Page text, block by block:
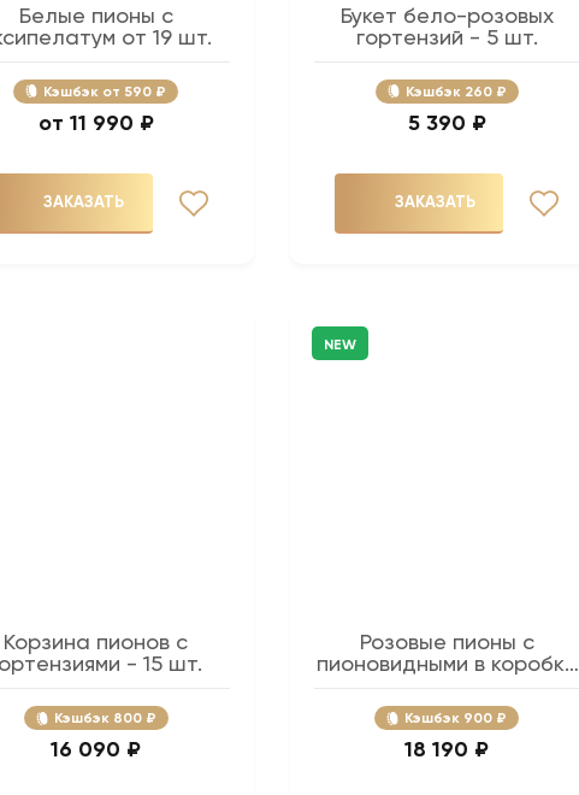
Белые пионы с
от 19 шт.
Кэшбэк 590 ₽
11 990 ₽
ЗАКАЗАТЬ
Букет бело-розовых
гортензий - 5 шт.
Кэшбэк 260 ₽
5 390 ₽
ЗАКАЗАТЬ
Корзина пионов с
- 15 шт.
Кэшбэк 800 ₽
16 090 ₽
NEW
Розовые пионы с
пионовидными в коробке
- 25 шт.
Кэшбэк 900 ₽
18 190 ₽